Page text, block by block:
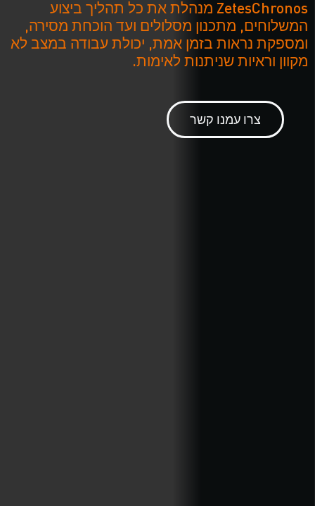
ZetesChronos מנהלת את כל תהליך ביצוע
המשלוחים, מתכנון מסלולים ועד הוכחת מסירה,
ומספקת נראות בזמן אמת, יכולת עבודה במצב לא
מקוון וראיות שניתנות לאימות.
צרו עמנו קשר